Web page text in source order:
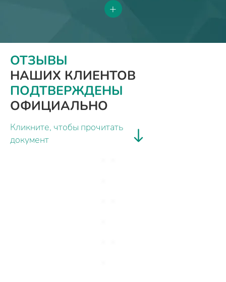
+
ОТЗЫВЫ
НАШИХ КЛИЕНТОВ
ПОДТВЕРЖДЕНЫ
ОФИЦИАЛЬНО
Кликните, чтобы прочитать
документ